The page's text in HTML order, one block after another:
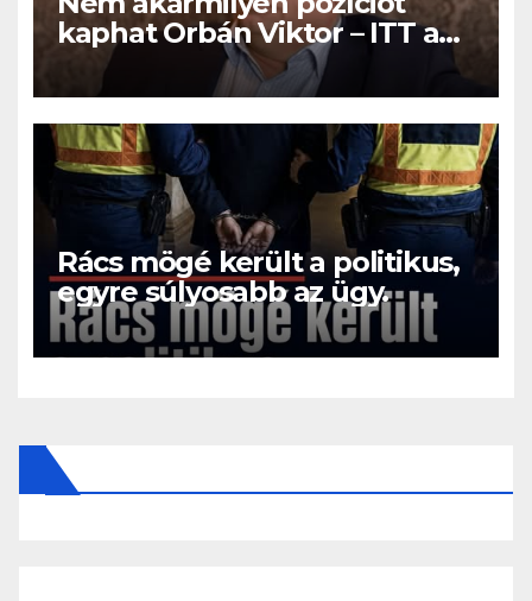
kaphat Orbán Viktor – ITT a
nem várt fordulat
Rács mögé került a politikus,
egyre súlyosabb az ügy.